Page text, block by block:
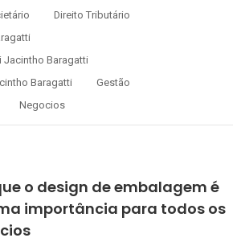
Direito Tributário
Jacintho Baragatti
Baragatti
Gestão
Negocios
o design de embalagem é
importância para todos os